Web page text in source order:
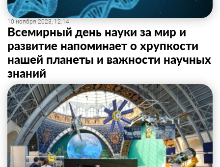
10 ноября 2023, 12:14
Всемирный день науки за мир и
развитие напоминает о хрупкости
нашей планеты и важности научных
знаний